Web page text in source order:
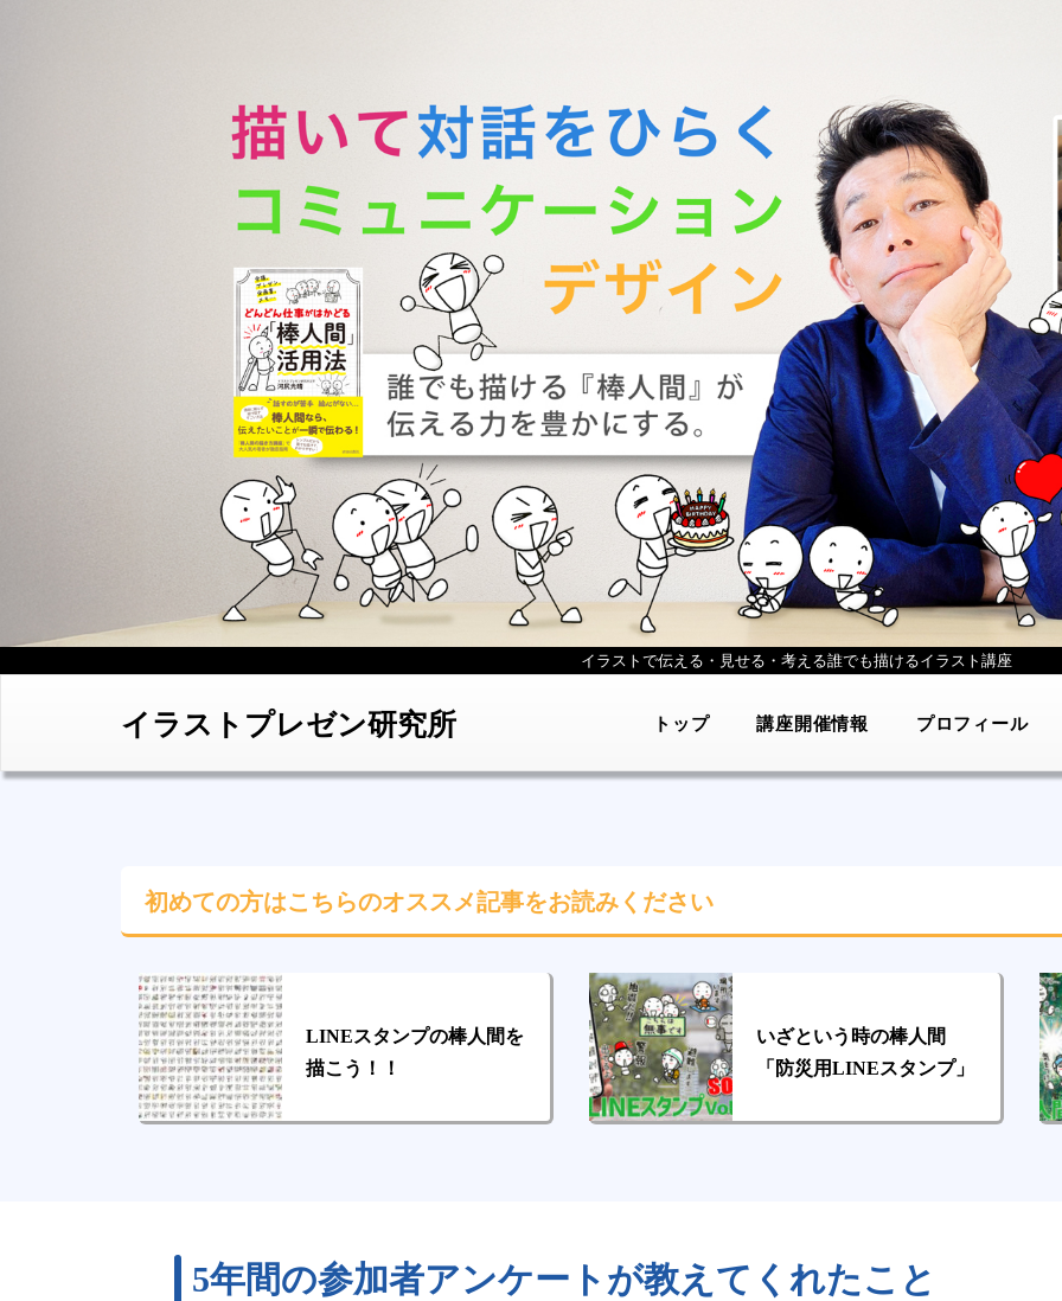
イラストで伝える・見せる・考える誰でも描けるイラスト講座
イラストプレゼン研究所 トップ 講座開催情報 プロフィール
初めての方はこちらのオススメ記事をお読みください
LINEスタンプの棒人間を
描こう！！
いざという時の棒人間
「防災用LINEスタンプ」
5年間の参加者アンケートが教えてくれたこと